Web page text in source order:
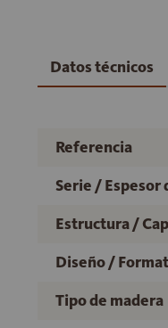
Datos técnicos
Referencia
Serie / Espesor
Estructura /
Diseño /
Tipo de madera